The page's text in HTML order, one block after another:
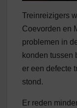
Treinreizigers
Coevorden en
problemen in
konden tussen
er een defecte
stond.
Er reden